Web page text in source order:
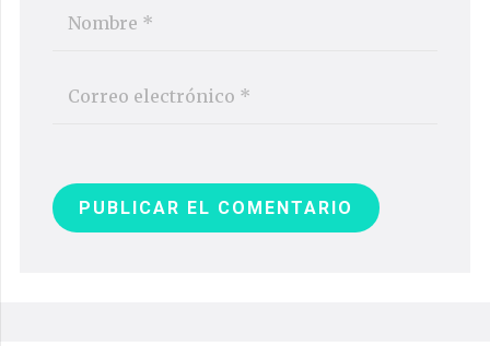
PUBLICAR EL COMENTARIO